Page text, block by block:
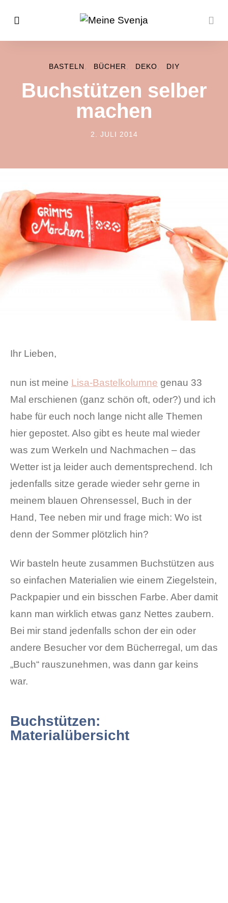
BASTELN BÜCHER DEKO DIY
Buchstützen selber
machen
POSTED ON
2. JULI 2014
Ihr Lieben,
nun ist meine Lisa-Bastelkolumne genau 33
Mal erschienen (ganz schön oft, oder?) und ich
habe für euch noch lange nicht alle Themen
hier gepostet. Also gibt es heute mal wieder
was zum Werkeln und Nachmachen – das
Wetter ist ja leider auch dementsprechend. Ich
jedenfalls sitze gerade wieder sehr gerne in
meinem blauen Ohrensessel, Buch in der
Hand, Tee neben mir und frage mich: Wo ist
denn der Sommer plötzlich hin?
Wir basteln heute zusammen Buchstützen aus
so einfachen Materialien wie einem Ziegelstein,
Packpapier und ein bisschen Farbe. Aber damit
kann man wirklich etwas ganz Nettes zaubern.
Bei mir stand jedenfalls schon der ein oder
andere Besucher vor dem Bücherregal, um das
„Buch“ rauszunehmen, was dann gar keins
war.
Buchstützen:
Materialübersicht